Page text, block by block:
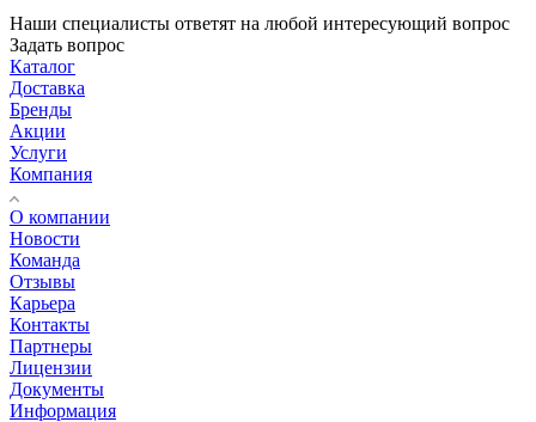
Наши специалисты ответят на любой интересующий вопрос
Задать вопрос
Каталог
Доставка
Бренды
Акции
Услуги
Компания
О компании
Новости
Команда
Отзывы
Карьера
Контакты
Партнеры
Лицензии
Документы
Информация